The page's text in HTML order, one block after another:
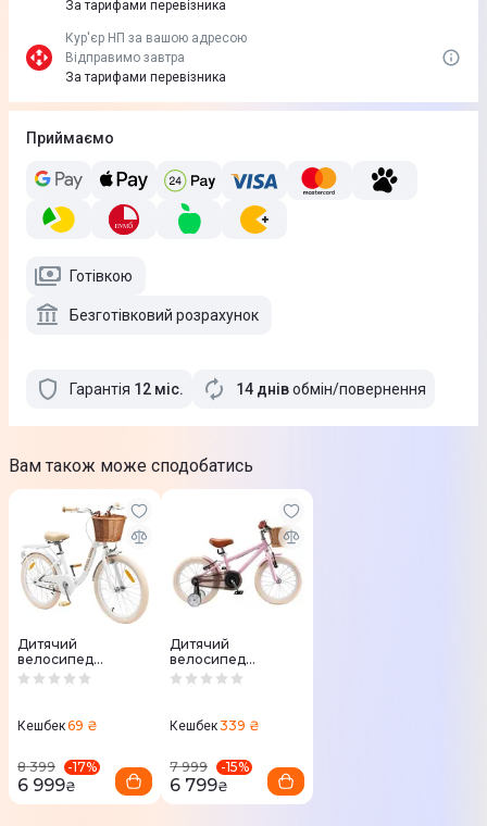
За тарифами перевізника
Кур'єр НП за вашою адресою
Відправимо завтра
За тарифами перевізника
Приймаємо
Готівкою
Безготівковий розрахунок
Гарантія 12 міс. 14 днівобмін/повернення
Вам також може сподобатись
Дитячий
велосипед
Miqilong LS 20 (6-9
Кешбек69 ₴
8 399 -17%
6 999₴
Дитячий
велосипед
Miqilong RM 16 (4-6
Кешбек339 ₴
7 999 -15%
6 799₴